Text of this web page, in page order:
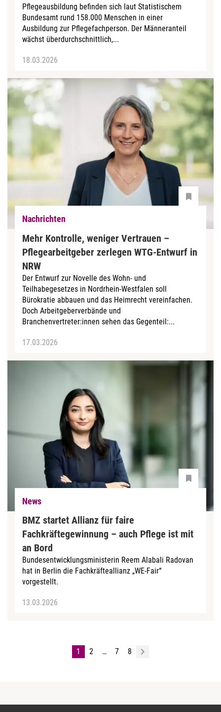
Pflegeausbildung befinden sich laut Statistischem
Bundesamt rund 158.000 Menschen in einer
Ausbildung zur Pflegefachperson. Der Männeranteil
wächst überdurchschnittlich,...
18.03.2026
Nachrichten
Mehr Kontrolle, weniger Vertrauen –
Pflegearbeitgeber zerlegen WTG-Entwurf in
NRW
Der Entwurf zur Novelle des Wohn- und
Teilhabegesetzes in Nordrhein-Westfalen soll
Bürokratie abbauen und das Heimrecht vereinfachen.
Doch Arbeitgeberverbände und
Branchenvertreter:innen sehen das Gegenteil:...
17.03.2026
News
BMZ startet Allianz für faire
Fachkräftegewinnung – auch Pflege ist mit
an Bord
Bundesentwicklungsministerin Reem Alabali Radovan
hat in Berlin die Fachkräfteallianz „WE‑Fair“
vorgestellt.
13.03.2026
1 2 … 7 8